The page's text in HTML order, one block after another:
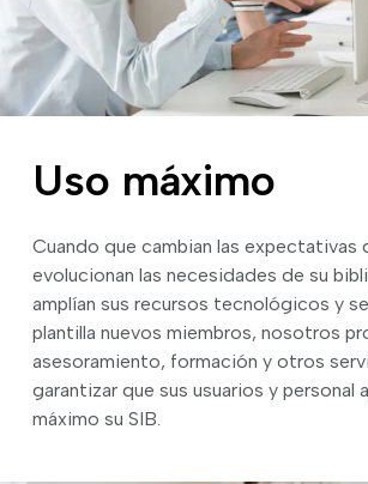
Uso máximo
Cuando que cambian las expectativas
evolucionan las necesidades de su
amplían sus recursos tecnológicos y
plantilla nuevos miembros, nosotros
asesoramiento, formación y otros
garantizar que sus usuarios y personal
máximo su SIB.